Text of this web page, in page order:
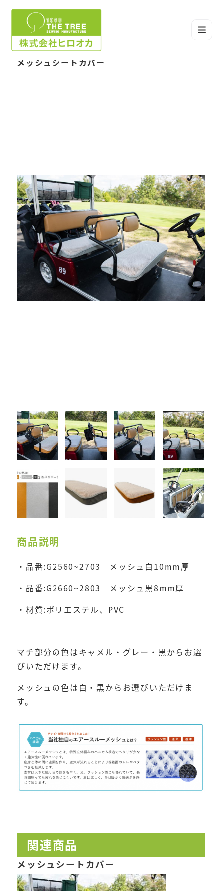
メッシュシートカバー
商品説明
・品番:G2560~2703 メッシュ白10mm厚
・品番:G2660~2803 メッシュ黒8mm厚
・材質:ポリエステル、PVC
マチ部分の色はキャメル・グレー・黒からお選
びいただけます。
メッシュの色は白・黒からお選びいただけま
す。
関連商品
メッシュシートカバー